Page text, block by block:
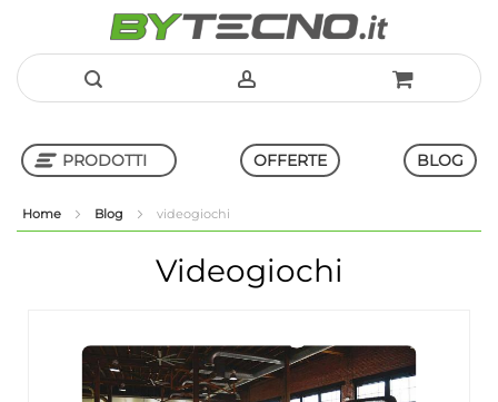
al
PRODOTTI OFFERTE BLOG
Home Blog videogiochi
Videogiochi